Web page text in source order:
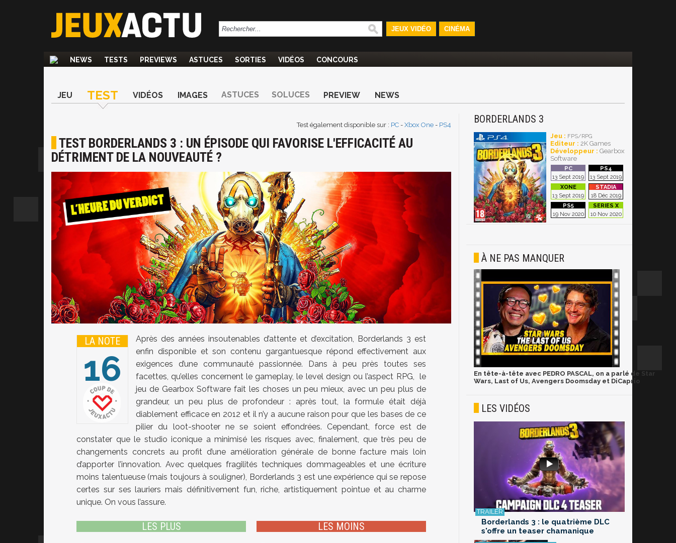
JEUX VIDÉO CINÉMA
NEWS TESTS PREVIEWS ASTUCES SORTIES VIDÉOS CONCOURS
JEU TEST VIDÉOS IMAGES ASTUCES SOLUCES PREVIEW NEWS
Test également disponible sur : PC - Xbox One - PS4
TEST BORDERLANDS 3 : UN ÉPISODE QUI FAVORISE L'EFFICACITÉ AU
DÉTRIMENT DE LA NOUVEAUTÉ ?
LA NOTE
16
20
Après des années insoutenables d’attente et d’excitation, Borderlands 3 est
enfin disponible et son contenu gargantuesque répond effectivement aux
exigences d’une communauté passionnée. Dans à peu près toutes ses
facettes, qu’elles concernent le gameplay, le level design ou l’aspect RPG, le
jeu de Gearbox Software fait les choses un peu mieux, avec un peu plus de
grandeur, un peu plus de profondeur : après tout, la formule était déjà
diablement efficace en 2012 et il n’y a aucune raison pour que les bases de ce
pilier du loot-shooter ne se soient effondrées. Cependant, force est de
constater que le studio iconique a minimisé les risques avec, finalement, que très peu de
changements concrets au profit d’une amélioration générale de bonne facture mais loin
d’apporter l’innovation. Avec quelques fragilités techniques dommageables et une écriture
moins talentueuse (mais toujours à souligner), Borderlands 3 est une expérience qui se repose
certes sur ses lauriers mais définitivement fun, riche, artistiquement pointue et au charme
unique. On vous l’assure.
LES PLUS LES MOINS
BORDERLANDS 3
Jeu : FPS/RPG
Editeur : 2K Games
Développeur : Gearbox
Software
13 Sept 2019 13 Sept 2019
13 Sept 2019 18 Déc 2019
19 Nov 2020 10 Nov 2020
À NE PAS MANQUER
En tête-à-tête avec PEDRO PASCAL, on a parlé de Star
Wars, Last of Us, Avengers Doomsday et DiCaprio
LES VIDÉOS
Borderlands 3 : le quatrième DLC
s'offre un teaser chamanique